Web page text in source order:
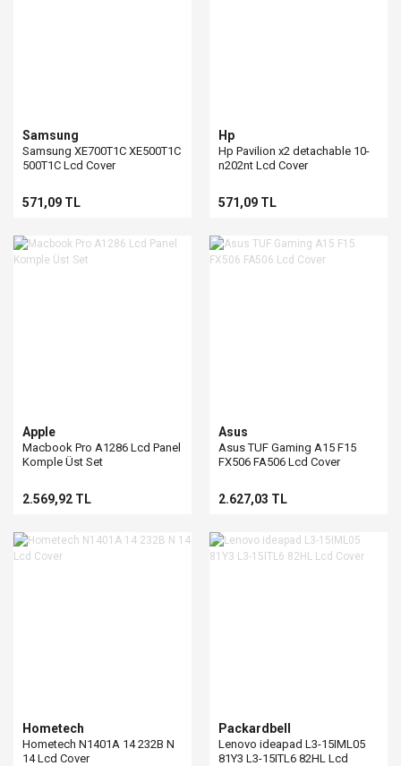
Samsung
Samsung XE700T1C XE500T1C
500T1C Lcd Cover
571,09 TL
Hp
Hp Pavilion x2 detachable 10-
n202nt Lcd Cover
571,09 TL
Apple
Macbook Pro A1286 Lcd Panel
Komple Üst Set
2.569,92 TL
Asus
Asus TUF Gaming A15 F15
FX506 FA506 Lcd Cover
2.627,03 TL
Hometech
Hometech N1401A 14 232B N
14 Lcd Cover
Packardbell
Lenovo ideapad L3-15IML05
81Y3 L3-15ITL6 82HL Lcd